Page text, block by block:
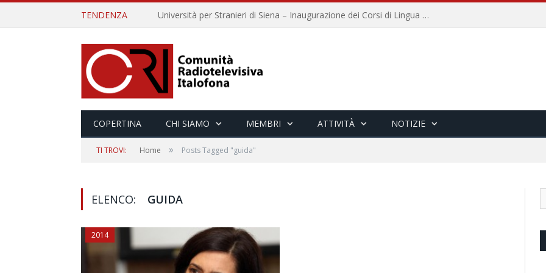
TENDENZA Università per Stranieri di Siena – Inaugurazione dei Corsi di Lingua e Cultura Italiana, 109a annata
COPERTINA CHI SIAMO MEMBRI ATTIVITÀ NOTIZIE
TI TROVI: Home » Posts Tagged "guida"
ELENCO: GUIDA
2014